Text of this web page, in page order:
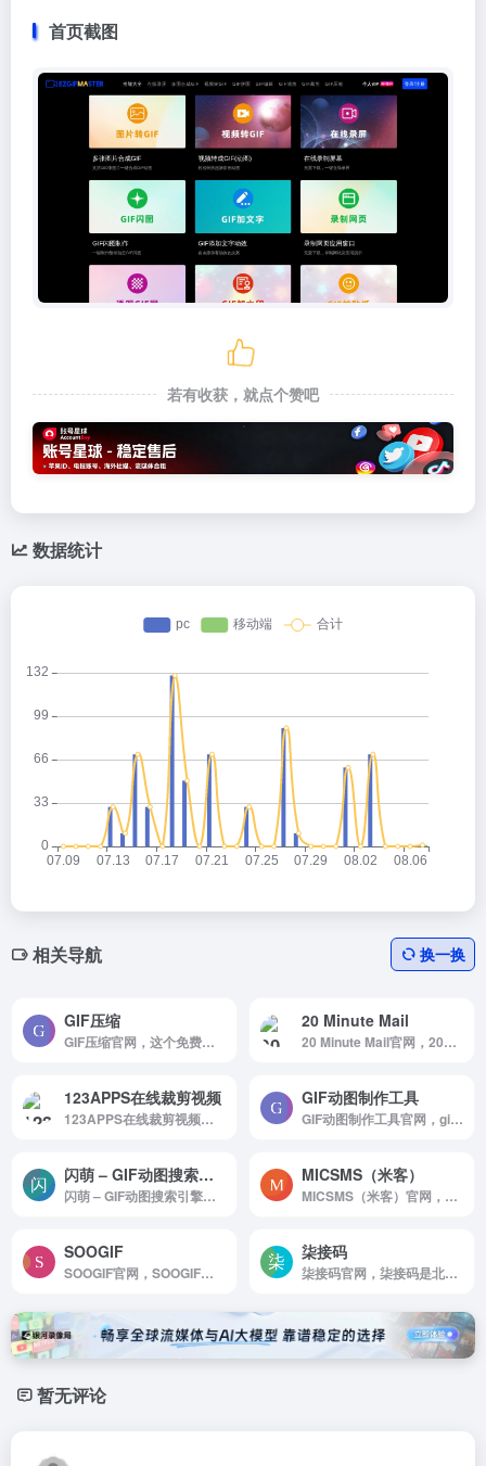
首页截图
若有收获，就点个赞吧
数据统计
相关导航 换一换
GIF压缩
GIF压缩官网，这个免费的在线工具是压缩GIF动画唯一需要的。只需两个简单的步骤， 它会为您照顾GIF的优化。 您可以一次压缩多个文件，并上传大小不超过50MB的GIF文件。
20 Minute Mail
20 Minute Mail官网，20分钟的临时邮件是一种一次性的电子邮件服务，可以击败垃圾邮件。使用免费安全的临时电子邮件避免垃圾邮件
123APPS在线裁剪视频
123APPS在线裁剪视频是123APPS在线裁剪视频，使用我们的视频剪切工具从任何在线视频中剪切片段！它支持任何格式 - MP4、AVI、3GP 等等！您可以剪辑最大 4 GB 的视频文件！
GIF动图制作工具
GIF动图制作工具官网，gif996动图996工具网支持多种gif编辑制作功能，打开网站即可进行多图合成gif，视频转高清gif，GIF压缩，GIF裁剪，GIF调速等功能，同时支持多张图片合成gif，视频转gif，不需要下载任何软件即可在线进行动态图片编辑制作。
闪萌 – GIF动图搜索引擎
闪萌 – GIF动图搜索引擎是Gif图片搜索引擎
MICSMS（米客）
MICSMS（米客）官网，提供短信在线免费接收，Receive SMS Online for Free，免费短信平台，在线短信接收，免费在线接收短信，虚拟手机号码申请，购买海外号码，购买号码，网站注册验证码，APP注册手机短信验证码，全自动接收短信验证码，手机验证码，验证码接收平台，短信验证码接收平台，接码网站，短信接收平台，免费短信，美国，加拿大，澳大利亚，英国电话号码
SOOGIF
SOOGIF官网，SOOGIF提供搞笑，表情，美女，明星，热门事件GIF动图全搜索，GIF工具支持视频转GIF，图片合成GIF，GIF压缩，GIF编辑，GIF裁剪，在线录屏等功能。是QQ，微信斗图神器，微信公众号，微博，新媒体编辑GIF动图素材库，好玩的GIF出处发源地。
柒接码
柒接码官网，柒接码是北美独家优质接码平台，所有号码均保证是第一次使用。接码平台高效且稳定，可以在两秒内出码，同时提供美国号码的重复接码和包月服务。
暂无评论